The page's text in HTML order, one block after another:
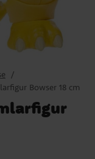
Bowser 18 cm